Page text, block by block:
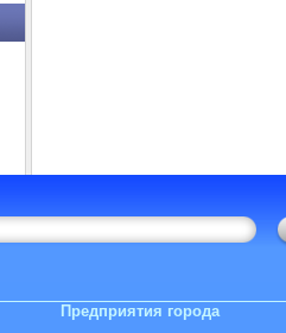
Предприятия города